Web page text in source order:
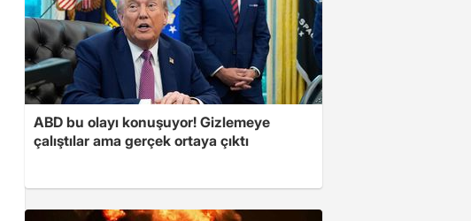
ABD bu olayı konuşuyor! Gizlemeye
çalıştılar ama gerçek ortaya çıktı